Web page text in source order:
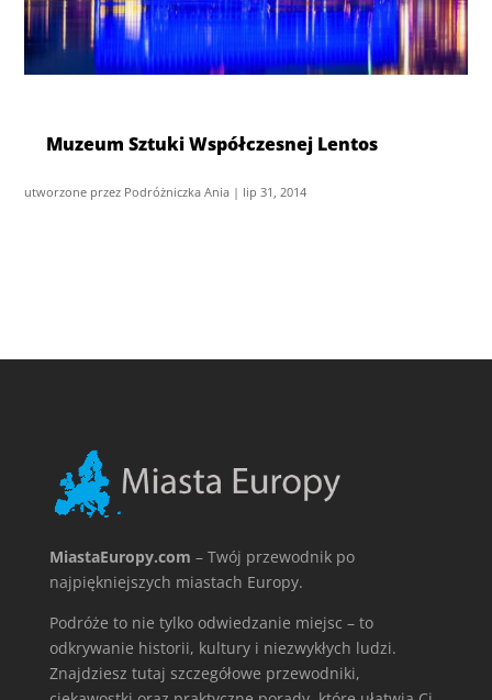
Muzeum Sztuki Współczesnej Lentos
utworzone przez Podróżniczka Ania | lip 31, 2014
MiastaEuropy.com – Twój przewodnik po
najpiękniejszych miastach Europy.
Podróże to nie tylko odwiedzanie miejsc – to
odkrywanie historii, kultury i niezwykłych ludzi.
Znajdziesz tutaj szczegółowe przewodniki,